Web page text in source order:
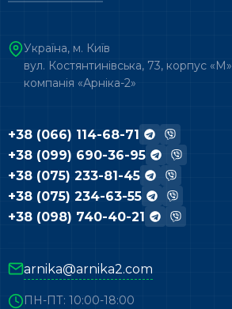
Україна, м. Київ
вул. Костянтинівська, 73, корпус «М»
компанія «Арніка-2»
+38 (066) 114-68-71
+38 (099) 690-36-95
+38 (075) 233-81-45
+38 (075) 234-63-55
+38 (098) 740-40-21
arnika@arnika2.com
ПН-ПТ: 10:00-18:00